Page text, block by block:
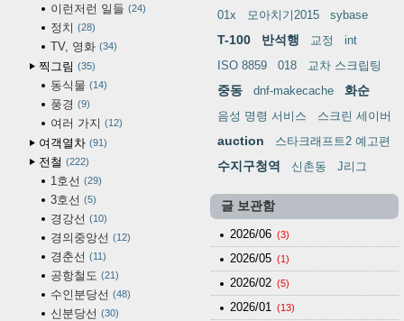
이런저런 일들 24
정치 28
TV, 영화 34
찍그림 35
동식물 14
풍경 9
여러 가지 12
여객열차 91
전철 222
1호선 29
3호선 5
경강선 10
경의중앙선 12
경춘선 11
공항철도 21
수인분당선 48
신분당선 30
01x 모아치기2015 sybase
T-100 반석행 교정
int
ISO 8859
018 교차 스크립팅
중동 dnf-makecache 화순
음성 명령 서비스 스크린 세이버
auction 스타크래프트2 예고편
수지구청역 신촌동 J리그
글 보관함
2026/06 (3)
2026/05 (1)
2026/02 (5)
2026/01 (13)